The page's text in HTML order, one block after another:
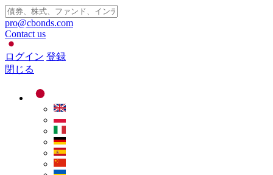
pro@cbonds.com
Contact us
ログイン 登録
閉じる